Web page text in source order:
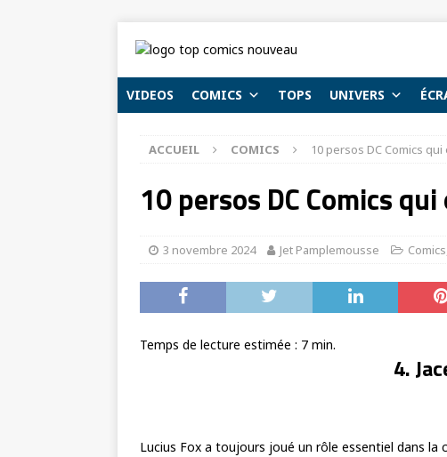
VIDEOS COMICS TOPS UNIVERS
ACCUEIL COMICS 10 persos DC Comics
10 persos DC Comics
3 novembre 2024 Jet Pamplemousse Comics
Temps de lecture estimée : 7 min.
4.
Lucius Fox a toujours joué un rôle essentiel dans